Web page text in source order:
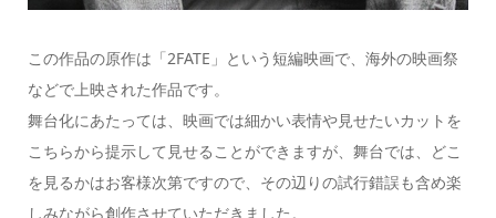
この作品の原作は「2FATE」という短編映画で、海外の映画祭
などで上映された作品です。
舞台化にあたっては、映画では細かい表情や見せたいカットを
こちらから提示して見せることができますが、舞台では、どこ
を見るかはお客様次第ですので、その辺りの試行錯誤も含め楽
しみながら創作させていただきました。